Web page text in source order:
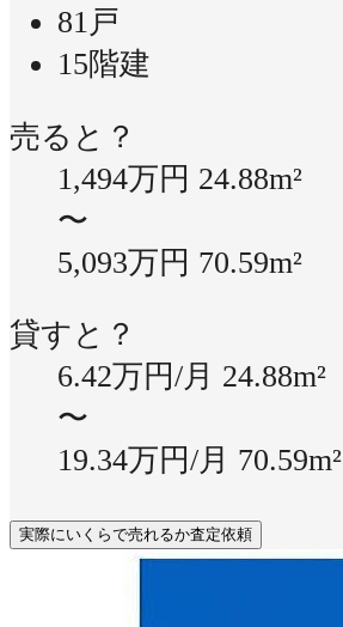
81戸
15階建
売ると？
1,494万円 24.88m²
〜
5,093万円 70.59m²
貸すと？
6.42万円/月 24.88m²
〜
19.34万円/月 70.59m²
実際にいくらで売れるか査定依頼